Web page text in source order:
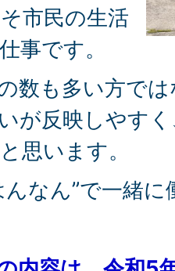
市民の生活
事です。
数も多い方で
が反映しやす
思います。
んなん”で一緒